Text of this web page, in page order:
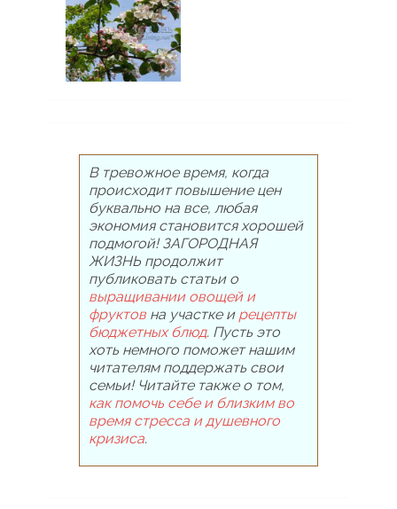
В тревожное время, когда
происходит повышение цен
буквально на все, любая
экономия становится хорошей
подмогой! ЗАГОРОДНАЯ
ЖИЗНЬ продолжит
публиковать статьи о
выращивании овощей и
фруктовна участке и рецепты
бюджетных блюд. Пусть это
хоть немного поможет нашим
читателям поддержать свои
семьи! Читайте также о том,
как помочь себе и близким во
время стресса и душевного
кризиса.